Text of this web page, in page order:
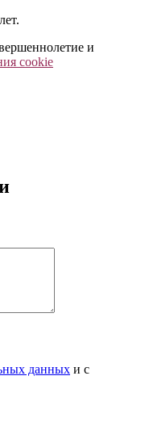
и
cookie
данных и с